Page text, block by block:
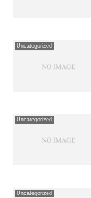
Uncategorized
Uncategorized
Uncategorized